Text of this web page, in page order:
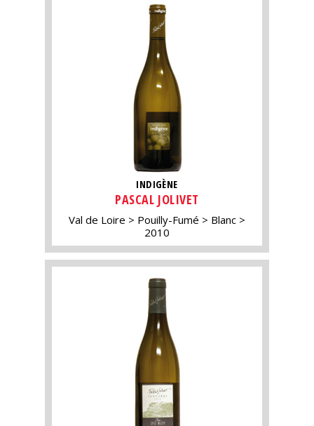
INDIGÈNE
PASCAL JOLIVET
Val de Loire Pouilly-Fumé
Blanc
2010